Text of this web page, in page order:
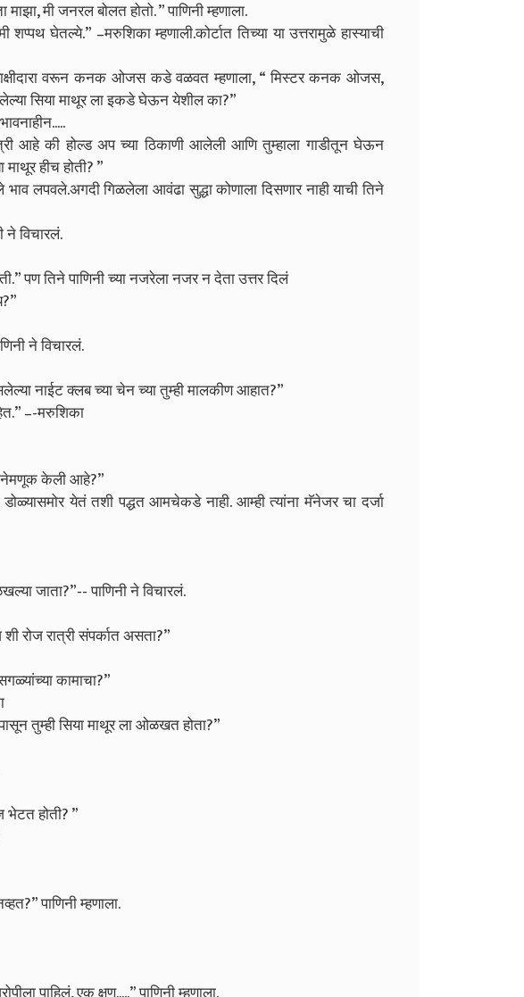
मी जनरल बोलत होतो. ” पाणिनी म्हणाला.
घेतल्ये.” –मरुशिका म्हणाली.कोर्टात तिच्या या उत्तरामुळे हास्याची
वरून कनक ओजस कडे वळवत म्हणाला, “ मिस्टर कनक ओजस,
सिया माथूर ला इकडे घेऊन येशील का?”
आहे की होल्ड अप च्या ठिकाणी आलेली आणि तुम्हाला गाडीतून घेऊन
हीच होती? ”
लपवले.अगदी गिळलेला आवंढा सुद्धा कोणाला दिसणार नाही याची तिने
ने विचारलं.
पण तिने पाणिनी च्या नजरेला नजर न देता उत्तर दिलं
ने विचारलं.
नाईट क्लब च्या चेन च्या तुम्ही मालकीण आहात?”
–-मरुशिका
नेमणूक केली आहे?”
डोळ्यासमोर येतं तशी पद्धत आमचेकडे नाही. आम्ही त्यांना मॅनेजर चा दर्जा
जाता?”-- पाणिनी ने विचारलं.
रोज रात्री संपर्कात असता?”
कामाचा?”
तुम्ही सिया माथूर ला ओळखत होता?”
भेटत होती? ”
पाणिनी म्हणाला.